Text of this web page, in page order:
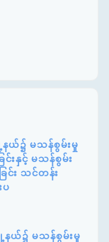
နယ်၌ မသန်စွမ်းမှု
နှင့် မသန်စွမ်း
င်း သင်တန်း
ပ
နယ်၌ မသန်စွမ်းမှု